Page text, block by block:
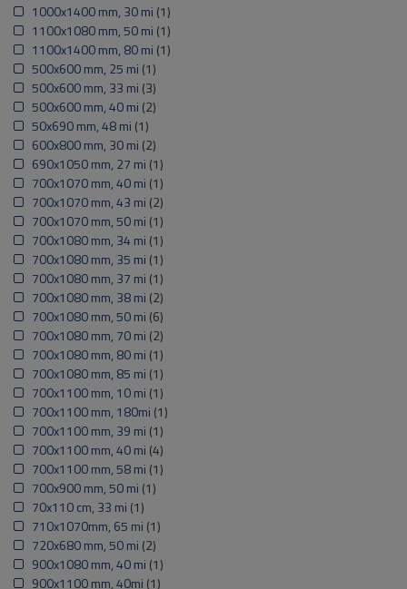
1000x1400 mm, 30 mi (1)
1100x1080 mm, 50 mi (1)
1100x1400 mm, 80 mi (1)
500x600 mm, 25 mi (1)
500x600 mm, 33 mi (3)
500x600 mm, 40 mi (2)
50x690 mm, 48 mi (1)
600x800 mm, 30 mi (2)
690x1050 mm, 27 mi (1)
700x1070 mm, 40 mi (1)
700x1070 mm, 43 mi (2)
700x1070 mm, 50 mi (1)
700x1080 mm, 34 mi (1)
700x1080 mm, 35 mi (1)
700x1080 mm, 37 mi (1)
700x1080 mm, 38 mi (2)
700x1080 mm, 50 mi (6)
700x1080 mm, 70 mi (2)
700x1080 mm, 80 mi (1)
700x1080 mm, 85 mi (1)
700x1100 mm, 10 mi (1)
700x1100 mm, 180mi (1)
700x1100 mm, 39 mi (1)
700x1100 mm, 40 mi (4)
700x1100 mm, 58 mi (1)
700x900 mm, 50 mi (1)
70x110 cm, 33 mi (1)
710x1070mm, 65 mi (1)
720x680 mm, 50 mi (2)
900x1080 mm, 40 mi (1)
900x1100 mm, 40mi (1)